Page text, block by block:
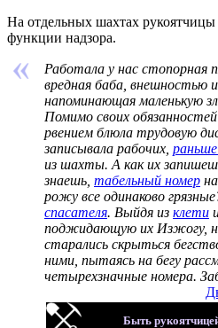
На отдельных шахтах
функции надзора.
Работала у нас стопорная
вредная баба, внешностью
напоминающая маленькую
Помимо своих
рвением блюла трудовую
записывала рабочих,
из шахты. А как их
знаешь, табельный номер на
рожу все одинаково
спасателя. Выйдя из клети
поджидающую их Изжогу,
старались скрыться
ними, пытаясь на бегу
четырехзначные номера.
Быть